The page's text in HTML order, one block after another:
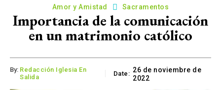
Amor y Amistad Sacramentos
Importancia de la comunicación
en un matrimonio católico
By: Redacción Iglesia En
Salida
Date: 26 de noviembre de
2022